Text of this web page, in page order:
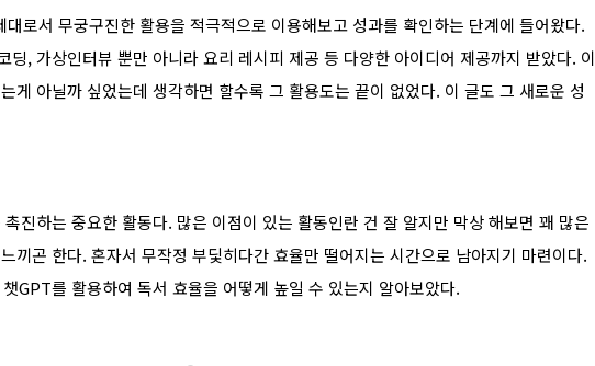
로서 무궁구진한 활용을 적극적으로 이용해보고 성과를 확인하는 단계에 들어왔다.
딩, 가상인터뷰 뿐만 아니라 요리 레시피 제공 등 다양한 아이디어 제공까지 받았다. 이
게 아닐까 싶었는데 생각하면 할수록 그 활용도는 끝이 없었다. 이 글도 그 새로운 성
진하는 중요한 활동다. 많은 이점이 있는 활동인란 건 잘 알지만 막상 해보면 꽤 많은
끼곤 한다. 혼자서 무작정 부딫히다간 효율만 떨어지는 시간으로 남아지기 마련이다.
GPT를 활용하여 독서 효율을 어떻게 높일 수 있는지 알아보았다.